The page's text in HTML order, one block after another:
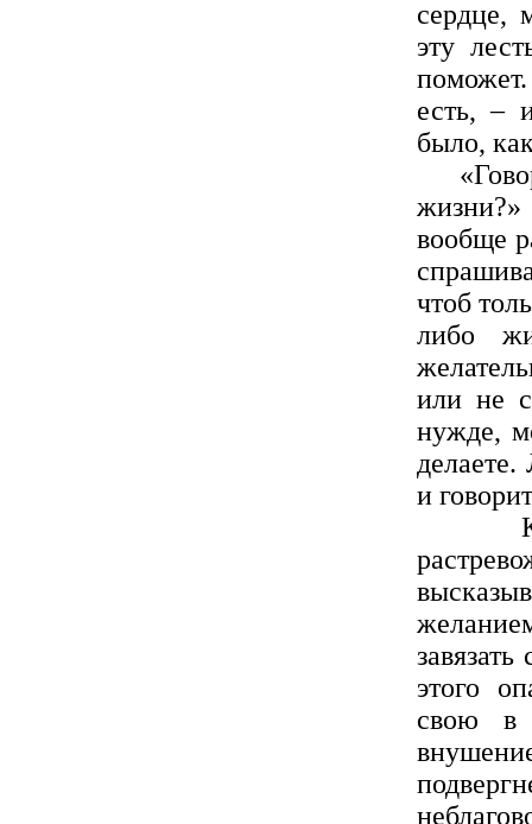
сердце,
эту
есть, –
было,
вообще
чтоб
либо
или не
нужде,
и
Когда
этого
свою в